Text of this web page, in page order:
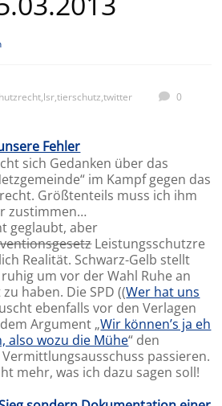
,lsr,tierschutz,twitter
0
Fehler
sich Gedanken über das
im Kampf gegen das
Größtenteils muss ich ihm
zustimmen…
geglaubt, aber
Leistungsschutzre
Realität. Schwarz-Gelb stellt
um vor der Wahl Ruhe an
haben. Die SPD ((Wer hat uns
ebenfalls vor den Verlagen
Argument „Wir können’s ja eh
also wozu die Mühe“ den
passieren.
mehr, was ich dazu sagen soll!